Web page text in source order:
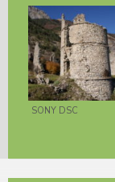
SONY DSC